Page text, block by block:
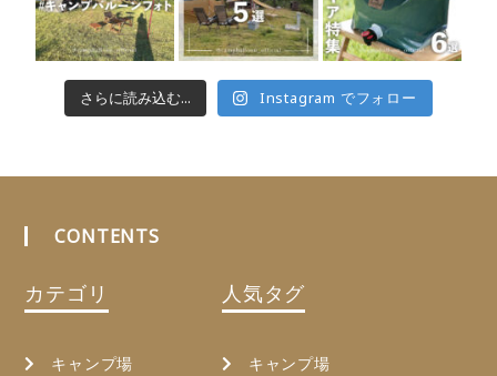
さらに読み込む... Instagram でフォロー
CONTENTS
カテゴリ
キャンプ場
人気タグ
キャンプ場